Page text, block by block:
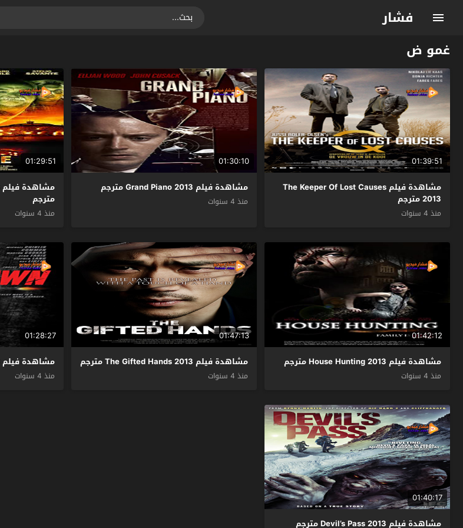
فشار
غمو ض
01:39:51
مشاهدة فيلم The Keeper Of Lost Causes
2013 مترجم
منذ 4 سنوات
01:30:10
مشاهدة فيلم Grand Piano 2013 مترجم
منذ 4 سنوات
01:29:51
مترجم
منذ 4 سنوات
01:42:12
مشاهدة فيلم House Hunting 2013 مترجم
منذ 4 سنوات
01:47:13
مشاهدة فيلم The Gifted Hands 2013 مترجم
منذ 4 سنوات
01:28:27
مشاهدة فيلم Pawn 2013 مترجم
منذ 4 سنوات
01:40:17
مشاهدة فيلم Devil’s Pass 2013 مترجم